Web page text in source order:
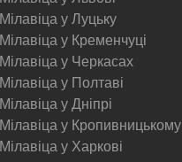
Мілавіца у Луцьку
Мілавіца у Кременчуці
Мілавіца у Черкасах
Мілавіца у Полтаві
Мілавіца у Дніпрі
Мілавіца у Кропивницькому
Мілавіца у Харкові